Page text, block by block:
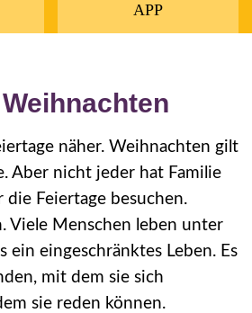
APP
näher. Weihnachten gilt
Aber nicht jeder hat Familie
die Feiertage besuchen.
Viele Menschen leben unter
ein eingeschränktes Leben. Es
mit dem sie sich
sie reden können.